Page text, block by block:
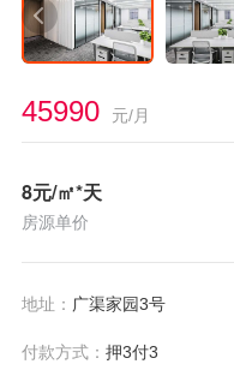
45990 元/月
8元/㎡*天
房源单价
地址： 广渠家园3号
付款方式： 押3付3